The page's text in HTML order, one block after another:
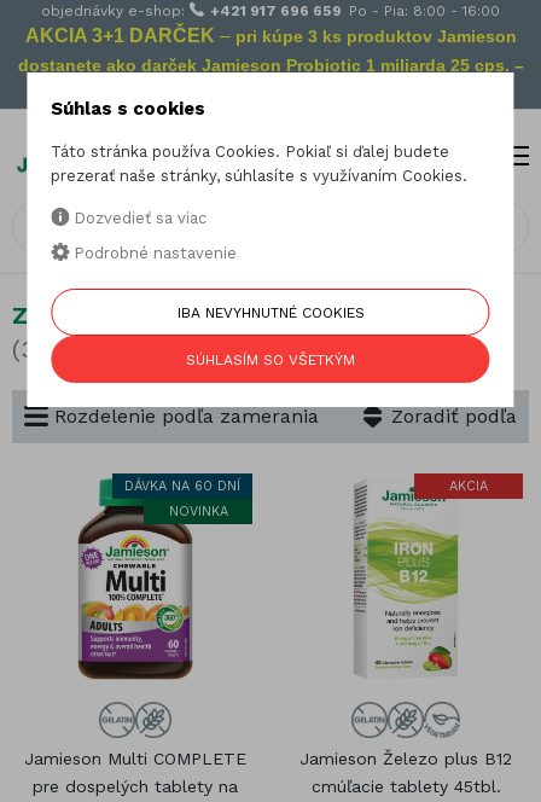
objednávky e-shop: +421 917 696 659 Po - Pia: 8:00 - 16:00
AKCIA 3+1 DARČEK – pri kúpe 3 ks produktov Jamieson
dostanete ako darček Jamieson Probiotic 1 miliarda 25 cps. –
0
Zdravie mužov
(37 produktov)
Zoradiť podľa
Rozdelenie podľa zamerania
DÁVKA NA 60 DNÍ
NOVINKA
Jamieson Multi COMPLETE
pre dospelých tablety na
AKCIA
Jamieson Železo plus B12
cmúľacie tablety 45tbl.
Súhlas s cookies
Táto stránka používa Cookies. Pokiaľ si ďalej budete
prezerať naše stránky, súhlasíte s využívaním Cookies.
Dozvedieť sa viac
Podrobné nastavenie
IBA NEVYHNUTNÉ COOKIES
SÚHLASÍM SO VŠETKÝM